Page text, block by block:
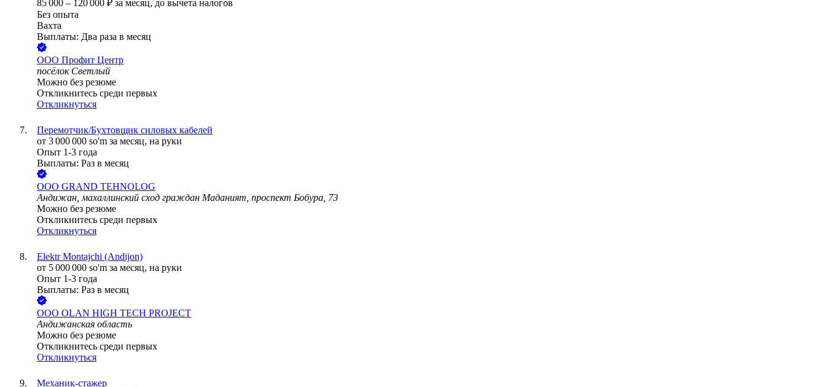
85 000 – 120 000 ₽ за месяц, до вычета налогов
Без опыта
Вахта
Выплаты: Два раза в месяц
ООО Профит Центр
посёлок Светлый
Можно без резюме
Откликнитесь среди первых
Откликнуться
Перемотчик/Бухтовщик силовых кабелей
от 3 000 000 so'm за месяц, на руки
Опыт 1-3 года
Выплаты: Раз в месяц
ООО GRAND TEHNOLOG
Андижан, махаллинский сход граждан Маданият, проспект Бобура, 73
Можно без резюме
Откликнитесь среди первых
Откликнуться
Elektr Montajchi (Andijon)
от 5 000 000 so'm за месяц, на руки
Опыт 1-3 года
Выплаты: Раз в месяц
ООО OLAN HIGH TECH PROJECT
Андижанская область
Можно без резюме
Откликнитесь среди первых
Откликнуться
Механик-стажер